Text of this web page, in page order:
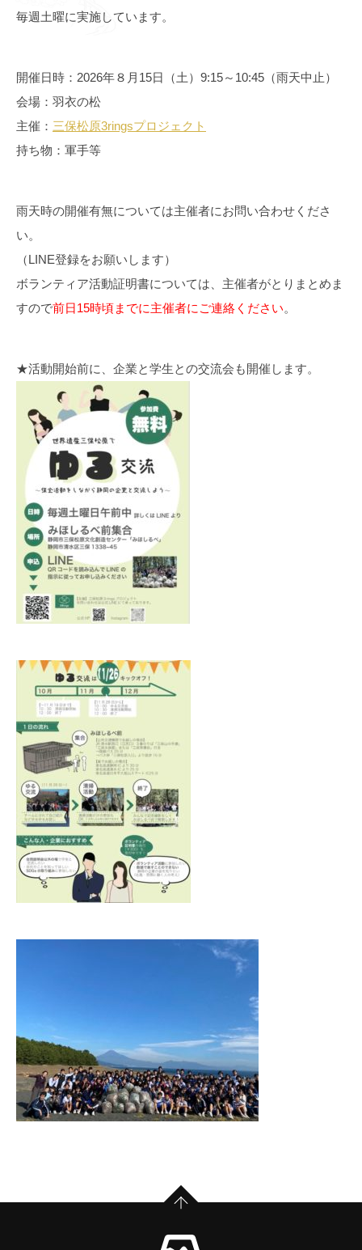
毎週土曜に実施しています。
開催日時：2026年８月15日（土）9:15～10:45（雨天中止）
会場：羽衣の松
主催： 三保松原3ringsプロジェクト
持ち物：軍手等
雨天時の開催有無については主催者にお問い合わせくださ
い。
（LINE登録をお願いします）
ボランティア活動証明書については、主催者がとりまとめま
すので前日15時頃までに主催者にご連絡ください。
★活動開始前に、企業と学生との交流会も開催します。